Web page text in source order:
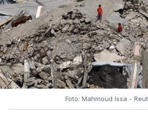
Foto: Mahmoud Issa -